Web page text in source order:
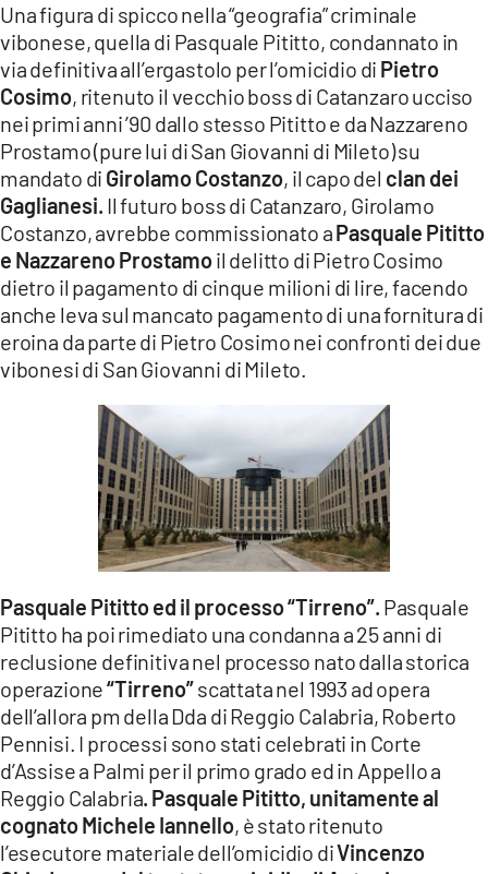
Una figura di spicco nella “geografia” criminale
vibonese, quella di Pasquale Pititto, condannato in
via definitiva all’ergastolo per l’omicidio di Pietro
Cosimo, ritenuto il vecchio boss di Catanzaro ucciso
nei primi anni ’90 dallo stesso Pititto e da Nazzareno
Prostamo (pure lui di San Giovanni di Mileto) su
mandato di Girolamo Costanzo, il capo del clan dei
Gaglianesi. Il futuro boss di Catanzaro, Girolamo
Costanzo, avrebbe commissionato aPasquale Pititto
e Nazzareno Prostamoil delitto di Pietro Cosimo
dietro il pagamento di cinque milioni di lire, facendo
anche leva sul mancato pagamento di una fornitura di
eroina da parte di Pietro Cosimo nei confronti dei due
vibonesi di San Giovanni di Mileto.
Pasquale Pititto ed il processo “Tirreno”. Pasquale
Pititto ha poi rimediato una condanna a 25 anni di
reclusione definitiva nel processo nato dalla storica
operazione“Tirreno”scattata nel 1993 ad opera
dell’allora pm della Dda di Reggio Calabria, Roberto
Pennisi. I processi sono stati celebrati in Corte
d’Assise a Palmi per il primo grado ed in Appello a
Reggio Calabria. Pasquale Pititto, unitamente al
cognato Michele Iannello, è stato ritenuto
l’esecutore materiale dell’omicidio diVincenzo